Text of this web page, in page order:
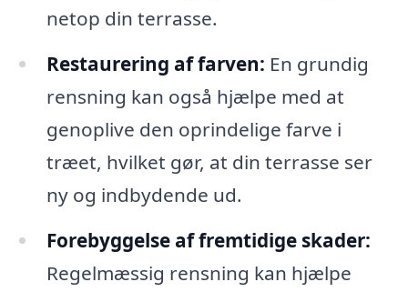
netop din terrasse.
Restaurering af farven: En grundig
rensning kan også hjælpe med at
genoplive den oprindelige farve i
træet, hvilket gør, at din terrasse ser
ny og indbydende ud.
Forebyggelse af fremtidige skader:
Regelmæssig rensning kan hjælpe